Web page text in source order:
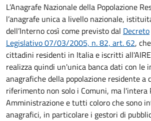
L’Anagrafe Nazionale della Popolazione
l’anagrafe unica a livello nazionale,
dell’Interno così come previsto dal Decreto
Legislativo 07/03/2005, n. 82, art. 62,
cittadini residenti in Italia e iscritti
realizza quindi un'unica banca dati con le
anagrafiche della popolazione residente a
riferimento non solo i Comuni, ma l'intera
Amministrazione e tutti coloro che sono
anagrafici, in particolare i gestori di